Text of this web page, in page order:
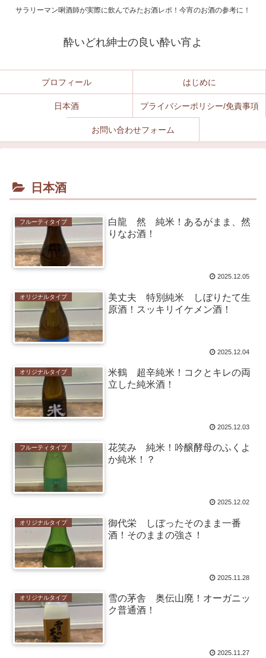
サラリーマン唎酒師が実際に飲んでみたお酒レポ！今宵のお酒の参考に！
酔いどれ紳士の良い酔い宵よ
プロフィール はじめに
日本酒 プライバシーポリシー/免責事項
お問い合わせフォーム
日本酒
フルーティタイプ
白龍 然 純米！あるがまま、然
りなお酒！
2025.12.05
オリジナルタイプ
美丈夫 特別純米 しぼりたて生
原酒！スッキリイケメン酒！
2025.12.04
オリジナルタイプ
米鶴 超辛純米！コクとキレの両
立した純米酒！
2025.12.03
フルーティタイプ
花笑み 純米！吟醸酵母のふくよ
か純米！？
2025.12.02
オリジナルタイプ
御代栄 しぼったそのまま一番
酒！そのままの強さ！
2025.11.28
オリジナルタイプ
雪の茅舎 奥伝山廃！オーガニッ
ク普通酒！
2025.11.27